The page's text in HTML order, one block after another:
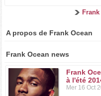
A propos de Frank Ocean
Frank Ocean news
Frank
à l'été
Mer 16 Oct